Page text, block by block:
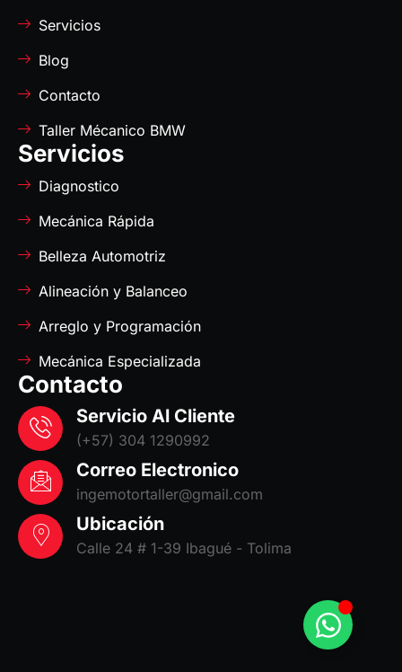
Servicios
Blog
Contacto
Taller Mécanico BMW
Servicios
Diagnostico
Mecánica Rápida
Belleza Automotriz
Alineación y Balanceo
Arreglo y Programación
Mecánica Especializada
Contacto
Servicio Al Cliente
(+57) 304 1290992
Correo Electronico
ingemotortaller@gmail.com
Ubicación
Calle 24 # 1-39 Ibagué - Tolima